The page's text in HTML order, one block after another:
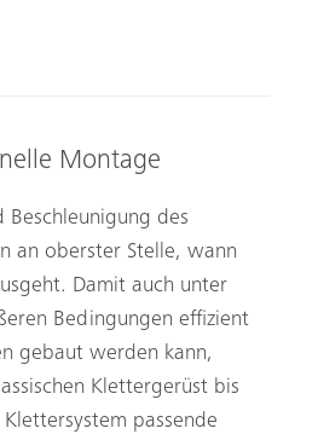
Montage
Beschleunigung des
an oberster Stelle, wann
Damit auch unter
Bedingungen effizient
gebaut werden kann,
Klettergerüst bis
passende